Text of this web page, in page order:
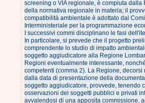
screening o VIA regionale, è compiuta dalla
della normativa regionale in materia; il
compatibilità ambientale è adottato dal
Interministeriale per la programmazione
I successivi commi disciplinano le fasi
In particolare, si prevede che il progetto
comprendente lo studio di impatto
soggetto aggiudicatore alla Regione
Regioni eventualmente interessante,
competenti (comma 2). La Regione, decorsi
dalla data di presentazione della
soggetto aggiudicatore, provvede, tenendo
osservazioni dei soggetti pubblici e privati
avvalendosi di una apposita commissione,